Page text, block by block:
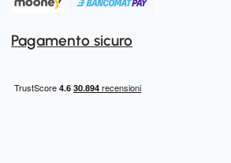
Pagamento sicuro